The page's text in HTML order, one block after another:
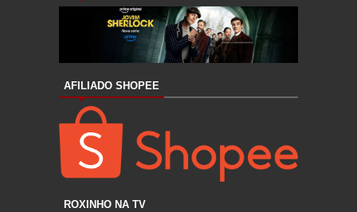
AFILIADO SHOPEE
ROXINHO NA TV